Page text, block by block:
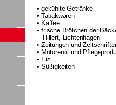
• gekühlte Getränke
• Tabakwaren
• Kaffee
• frische Brötchen der
Hillert, Lichtenhagen
• Zeitungen und
• Motorenöl und
• Eis
• Süßigkeiten